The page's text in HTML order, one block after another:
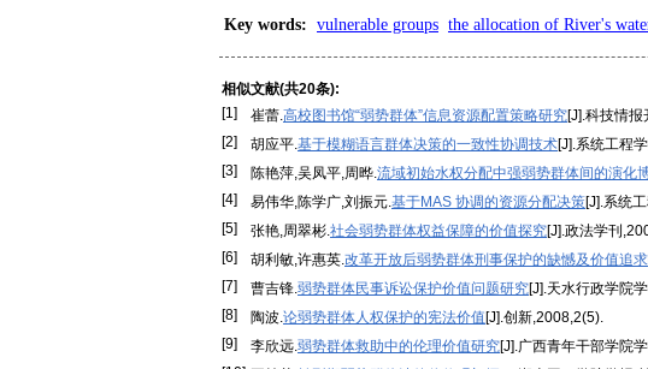
Key words: vulnerable groups the allocation of River's
相似文献(共20条):
[1]
崔蕾.高校图书馆“弱势群体”信息资源配置策略研究[J].科技情
[2]
胡应平.基于模糊语言群体决策的一致性协调技术[J].系统工程
[3]
陈艳萍,吴凤平,周晔.流域初始水权分配中强弱势群体间的演化
[4]
易伟华,陈学广,刘振元.基于MAS 协调的资源分配决策[J].系统
[5]
张艳,周翠彬.社会弱势群体权益保障的价值探究[J].政法学刊
[6]
胡利敏,许惠英.改革开放后弱势群体刑事保护的缺憾及价值追求
[7]
曹吉锋.弱势群体民事诉讼保护价值问题研究[J].天水行政学院
[8]
陶波.论弱势群体人权保护的宪法价值[J].创新,2008,2(5).
[9]
李欣远.弱势群体救助中的伦理价值研究[J].广西青年干部学院